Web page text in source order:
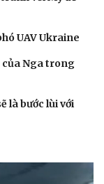
UAV Ukraine
của Nga trong
là bước lùi với